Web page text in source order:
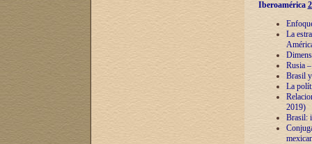
Iberoamérica
La
Rusia
Brasil
La
2019)
Brasil: